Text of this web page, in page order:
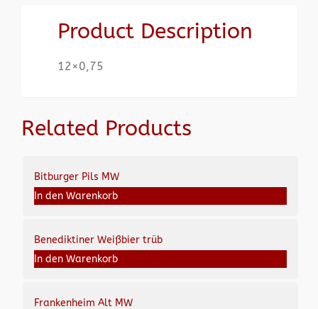
Product Description
12×0,75
Related Products
Bitburger Pils MW
In den Warenkorb
Benediktiner Weißbier trüb
In den Warenkorb
Frankenheim Alt MW